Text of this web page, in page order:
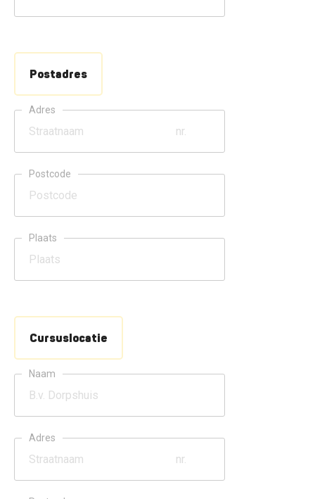
Postadres
Adres
Postcode
Plaats
Cursuslocatie
Naam
Adres